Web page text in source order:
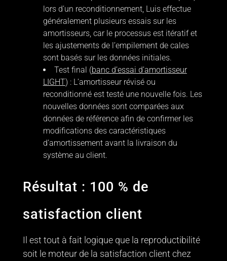
lors d’un reconditionnement, Luis effectue
généralement plusieurs essais sur les
amortisseurs, car le processus est itératif et
les ajustements de l’empilement de cales
sont basés sur les données initiales.
Test final (banc d’essai d’amortisseur
LIGHT) : L’amortisseur révisé ou
reconditionné est testé une nouvelle fois. Les
nouvelles données sont comparées aux
données de référence afin de confirmer les
modifications des caractéristiques
d’amortissement avant la livraison du
système au client.
Résultat : 100 % de
satisfaction client
Il est tout à fait logique que la reproductibilité
soit le moteur de la satisfaction client chez